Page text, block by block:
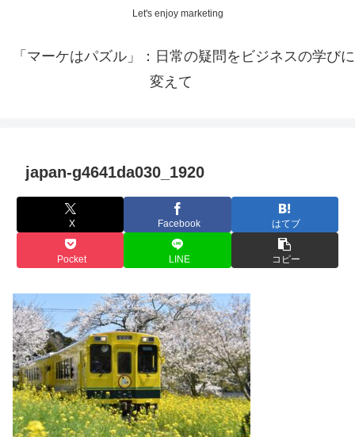
Let's enjoy marketing
「マーケはパズル」：日常の疑問をビジネスの学びに
変えて
japan-g4641da030_1920
X Facebook はてブ
Pocket LINE コピー